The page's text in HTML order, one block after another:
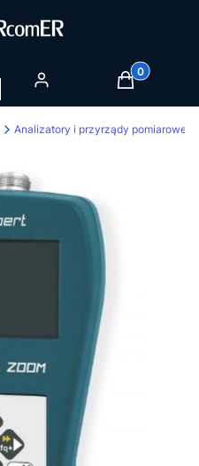
Produkty w
Analizatory i przyrządy pomiarowe